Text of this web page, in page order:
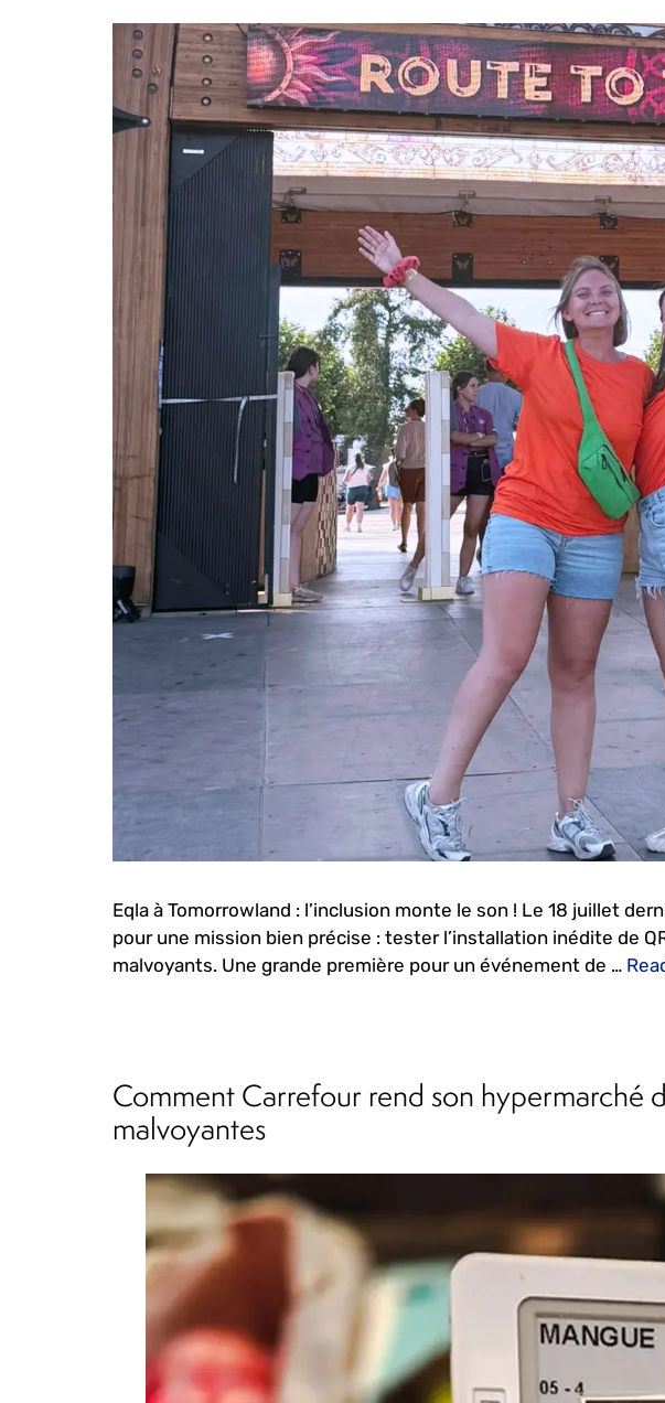
Eqla à Tomorrowland : l’inclusion monte le son ! Le 18 juillet
pour une mission bien précise : tester l’installation inédite de
malvoyants. Une grande première pour un événement de …
Comment Carrefour rend son hypermarché
malvoyantes